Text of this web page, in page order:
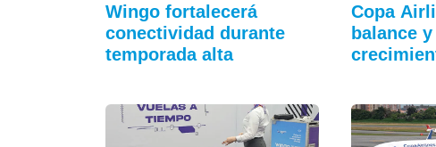
Wingo fortalecerá
conectividad durante
temporada alta
Copa
balance